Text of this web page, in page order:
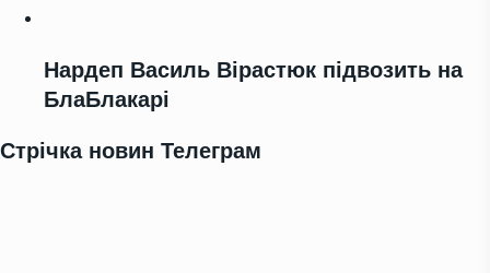
Нардеп Василь Вірастюк підвозить на
БлаБлакарі
Стрічка новин Телеграм